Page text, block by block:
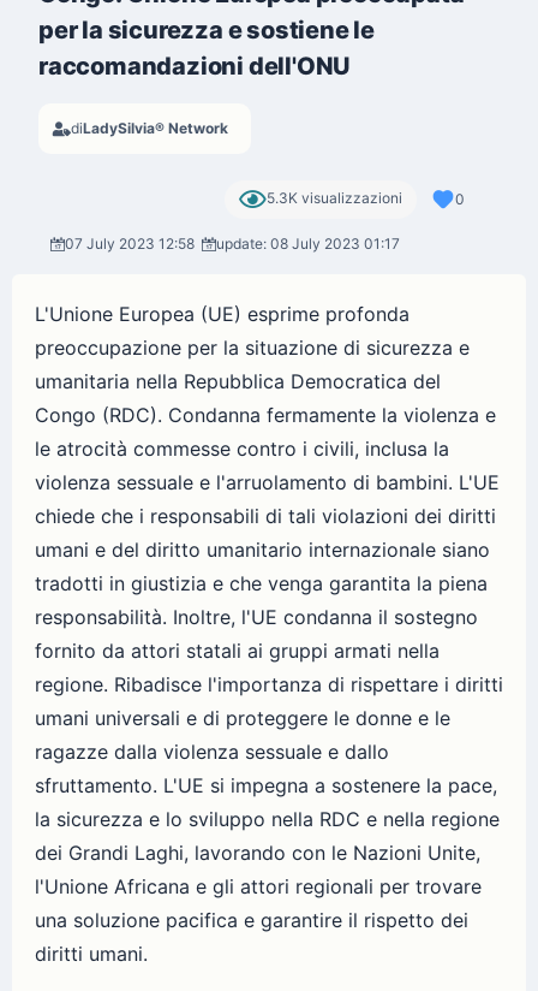
per la sicurezza e sostiene le
raccomandazioni dell'ONU
diLadySilvia® Network
5.3K visualizzazioni 0
07 July 2023 12:58 update: 08 July 2023 01:17
L'Unione Europea (UE) esprime profonda
preoccupazione per la situazione di sicurezza e
umanitaria nella Repubblica Democratica del
Congo (RDC). Condanna fermamente la violenza e
le atrocità commesse contro i civili, inclusa la
violenza sessuale e l'arruolamento di bambini. L'UE
chiede che i responsabili di tali violazioni dei diritti
umani e del diritto umanitario internazionale siano
tradotti in giustizia e che venga garantita la piena
responsabilità. Inoltre, l'UE condanna il sostegno
fornito da attori statali ai gruppi armati nella
regione. Ribadisce l'importanza di rispettare i diritti
umani universali e di proteggere le donne e le
ragazze dalla violenza sessuale e dallo
sfruttamento. L'UE si impegna a sostenere la pace,
la sicurezza e lo sviluppo nella RDC e nella regione
dei Grandi Laghi, lavorando con le Nazioni Unite,
l'Unione Africana e gli attori regionali per trovare
una soluzione pacifica e garantire il rispetto dei
diritti umani.